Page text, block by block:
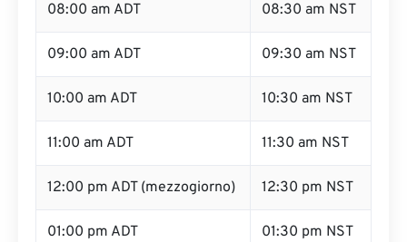
08:00 am ADT 08:30 am NST
09:00 am ADT 09:30 am NST
10:00 am ADT 10:30 am NST
11:00 am ADT 11:30 am NST
12:00 pm ADT (mezzogiorno) 12:30 pm NST
01:00 pm ADT 01:30 pm NST